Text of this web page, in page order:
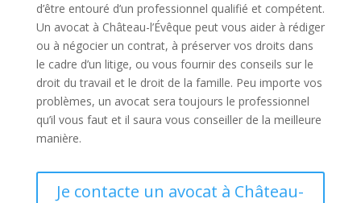
d’être entouré d’un professionnel qualifié et compétent.
Un avocat à Château-l’Évêque peut vous aider à rédiger
ou à négocier un contrat, à préserver vos droits dans
le cadre d’un litige, ou vous fournir des conseils sur le
droit du travail et le droit de la famille. Peu importe vos
problèmes, un avocat sera toujours le professionnel
qu’il vous faut et il saura vous conseiller de la meilleure
manière.
Je contacte un avocat à Château-